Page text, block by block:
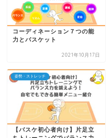
コーディネーション７つの能
力とバスケット
2021年10月17日
姿勢・ストレッチ
【バスケ初心者向け】片足立